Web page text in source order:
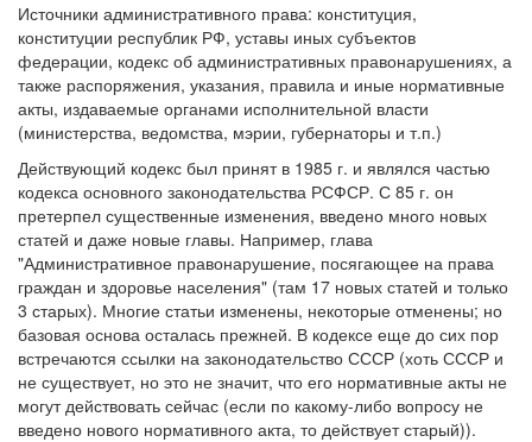
Источники административного права: конституция,
конституции республик РФ, уставы иных субъектов
федерации, кодекс об административных правонарушениях, а
также распоряжения, указания, правила и иные нормативные
акты, издаваемые органами исполнительной власти
(министерства, ведомства, мэрии, губернаторы и т.п.)
Действующий кодекс был принят в 1985 г. и являлся частью
кодекса основного законодательства РСФСР. С 85 г. он
претерпел существенные изменения, введено много новых
статей и даже новые главы. Например, глава
"Административное правонарушение, посягающее на права
граждан и здоровье населения" (там 17 новых статей и только
3 старых). Многие статьи изменены, некоторые отменены; но
базовая основа осталась прежней. В кодексе еще до сих пор
встречаются ссылки на законодательство СССР (хоть СССР и
не существует, но это не значит, что его нормативные акты не
могут действовать сейчас (если по какому-либо вопросу не
введено нового нормативного акта, то действует старый)).